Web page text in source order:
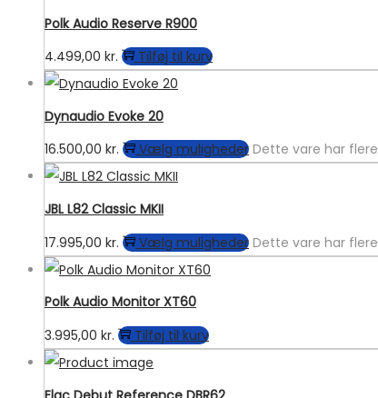
Polk Audio Reserve R900
4.499,00 kr. Tilføj til kurv
Dynaudio Evoke 20
16.500,00 kr. Vælg muligheder Dette vare har
JBL L82 Classic MKII
17.995,00 kr. Vælg muligheder Dette vare har
Polk Audio Monitor XT60
3.995,00 kr. Tilføj til kurv